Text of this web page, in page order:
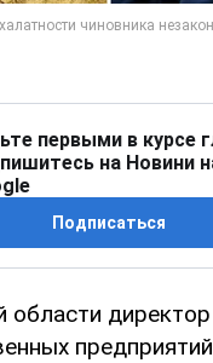
первыми в курсе
на Новини
Подписаться
области